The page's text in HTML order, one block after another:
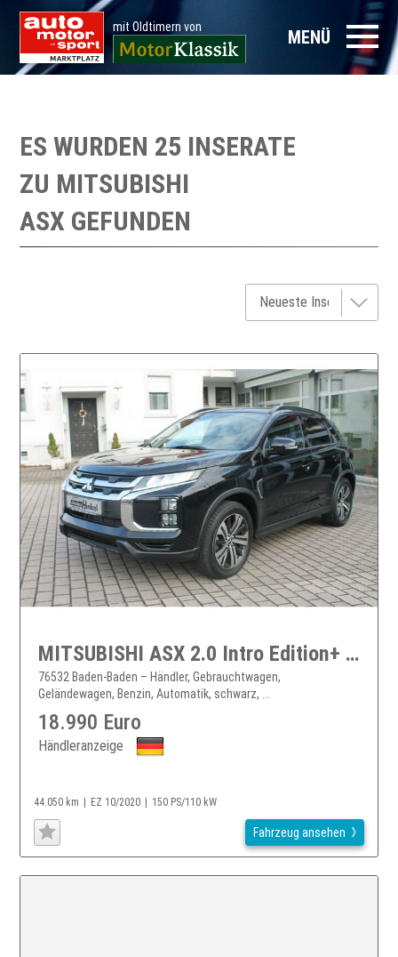
mit Oldtimern von MENÜ
ES WURDEN 25 INSERATE
ZU MITSUBISHI
ASX GEFUNDEN
MITSUBISHI ASX 2.0 Intro Edition+ 4WD Automatik *Alu-WKR*...
76532 Baden-Baden – Händler, Gebrauchtwagen,
Geländewagen, Benzin, Automatik, schwarz, ...
18.990 Euro
Händleranzeige
44.050 km EZ 10/2020 150 PS/110 kW
Fahrzeug ansehen